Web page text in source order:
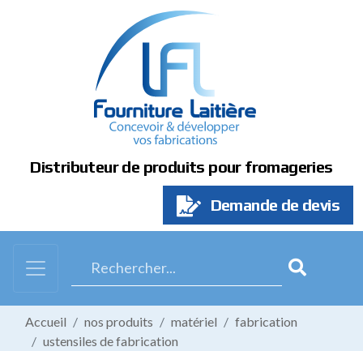
Distributeur de produits pour fromageries
Demande de devis
Accueil nos produits matériel
fabrication
ustensiles de fabrication
Panneau de gestion des cookies